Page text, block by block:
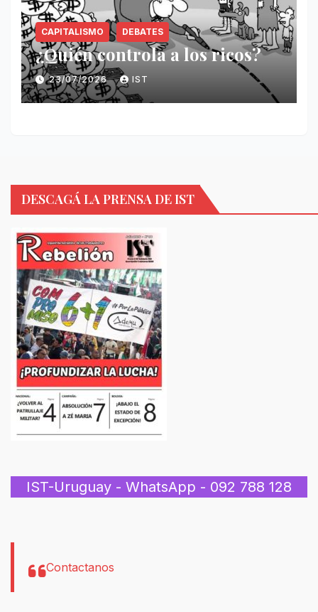
CAPITALISMO DEBATES
¿Quién controla a los ricos?
23/07/2026 IST
DESCAGÁ LA PRENSA DE IST
IST-Uruguay - WhatsApp - 092 788 128
Contactanos